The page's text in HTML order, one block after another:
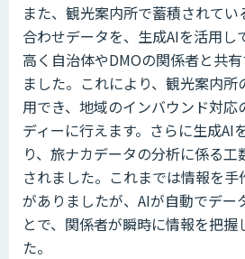
また、観光案内所で蓄積されて
合わせデータを、生成AIを活用し
高く自治体やDMOの関係者と共
ました。これにより、観光案内
用でき、地域のインバウンド対応
ディーに行えます。さらに生成AI
り、旅ナカデータの分析に係る
されました。これまでは情報を
がありましたが、AIが自動でデー
とで、関係者が瞬時に情報を把握
た。